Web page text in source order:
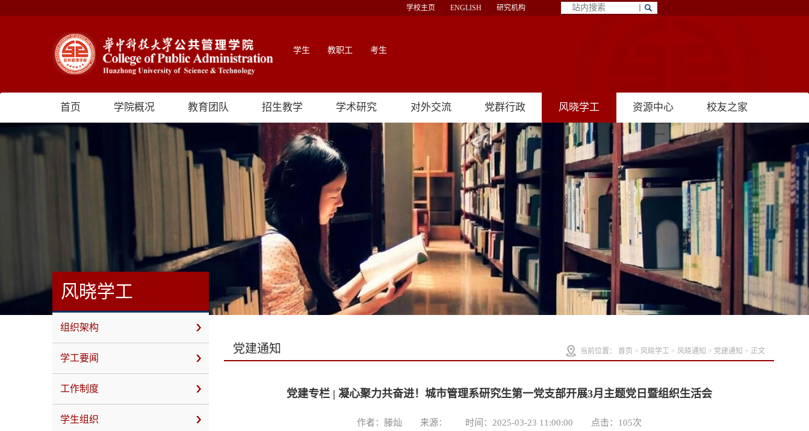
学校主页 ENGLISH 研究机构
学生 教职工 考生
首页 学院概况 教育团队 招生教学 学术研究 对外交流 党群行政 风晓学工 资源中心 校友之家
风晓学工
组织架构
学工要闻
工作制度
学生组织
党建通知 当前位置： 首页 > 风晓学工> 风晓通知 > 党建通知 > 正文
党建专栏 | 凝心聚力共奋进！城市管理系研究生第一党支部开展3月主题党日暨组织生活会
作者：滕灿 来源： 时间：2025-03-23 11:00:00 点击： 105次